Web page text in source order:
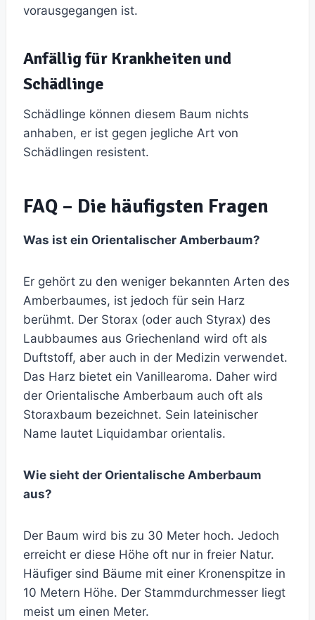
vorausgegangen ist.
Anfällig für Krankheiten und
Schädlinge
Schädlinge können diesem Baum nichts
anhaben, er ist gegen jegliche Art von
Schädlingen resistent.
FAQ – Die häufigsten Fragen
Was ist ein Orientalischer Amberbaum?
Er gehört zu den weniger bekannten Arten des
Amberbaumes, ist jedoch für sein Harz
berühmt. Der Storax (oder auch Styrax) des
Laubbaumes aus Griechenland wird oft als
Duftstoff, aber auch in der Medizin verwendet.
Das Harz bietet ein Vanillearoma. Daher wird
der Orientalische Amberbaum auch oft als
Storaxbaum bezeichnet. Sein lateinischer
Name lautet Liquidambar orientalis.
Wie sieht der Orientalische Amberbaum
aus?
Der Baum wird bis zu 30 Meter hoch. Jedoch
erreicht er diese Höhe oft nur in freier Natur.
Häufiger sind Bäume mit einer Kronenspitze in
10 Metern Höhe. Der Stammdurchmesser liegt
meist um einen Meter.